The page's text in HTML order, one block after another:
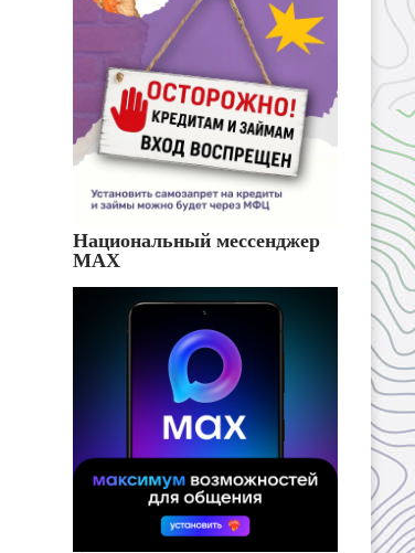
Национальный мессенджер
MAX